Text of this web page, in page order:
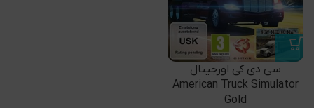
سی دی کی اورجینال
American Truck Simulator
Gold